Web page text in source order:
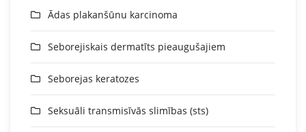
Ādas plakanšūnu karcinoma
Seborejiskais dermatīts pieaugušajiem
Seborejas keratozes
Seksuāli transmisīvās slimības (sts)